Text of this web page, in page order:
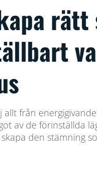
rätt
allt från
av de förinställda
den stämning